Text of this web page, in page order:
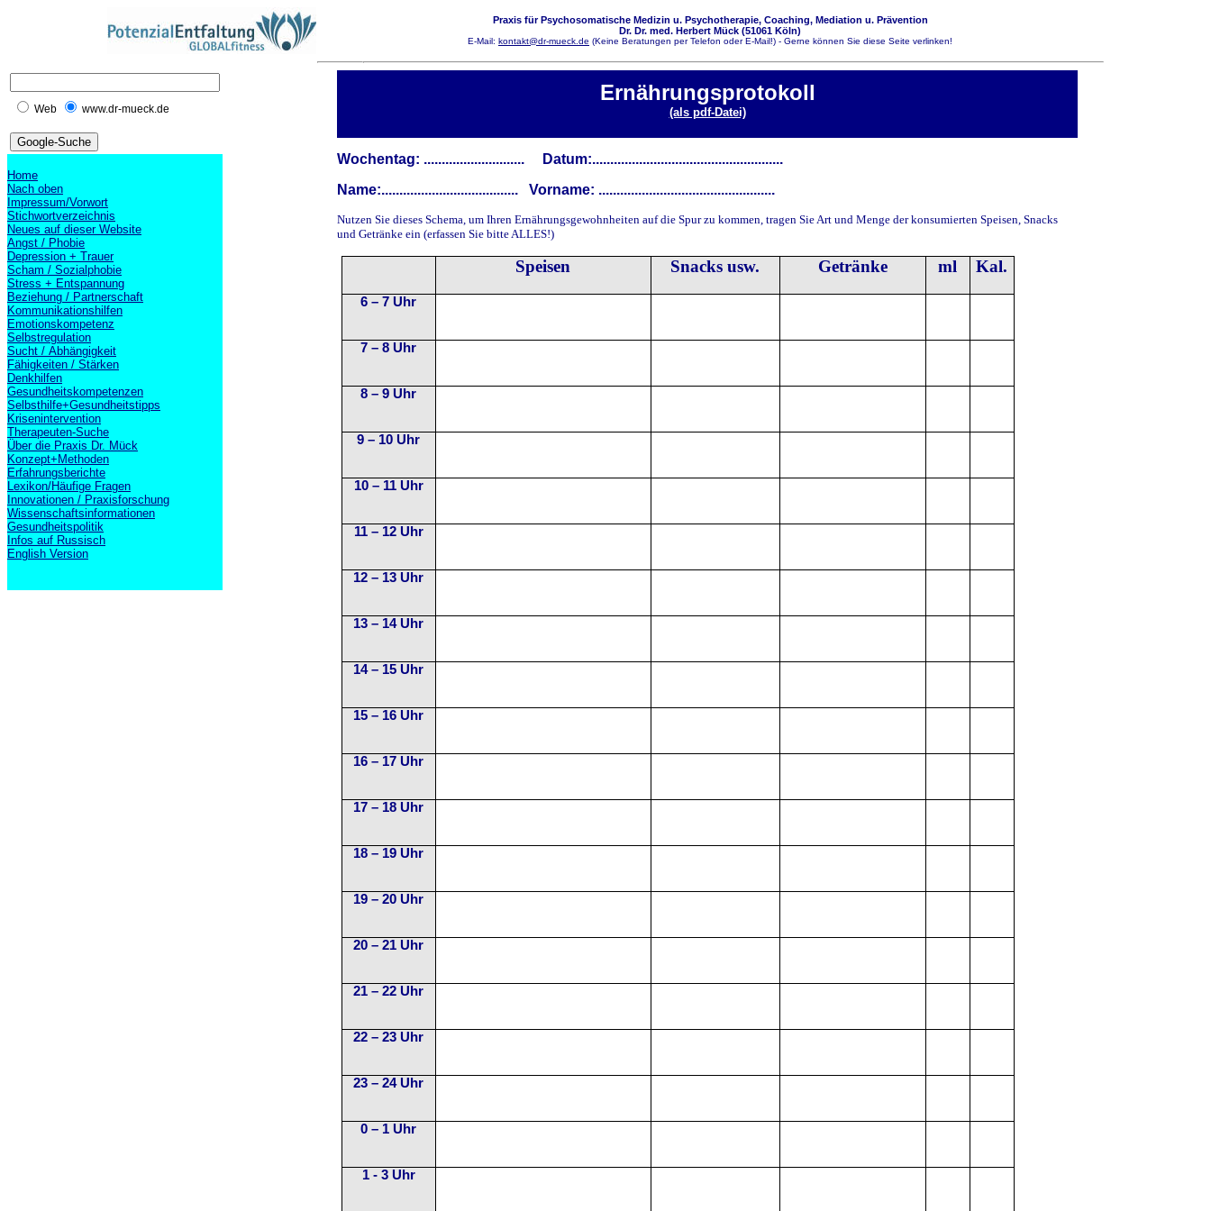
Praxis für Psychosomatische Medizin u. Psychotherapie, Coaching, Mediation u. Prävention
Dr. Dr. med. Herbert Mück (51061 Köln)
E-Mail: kontakt@dr-mueck.de (Keine Beratungen per Telefon oder E-Mail!) - Gerne können Sie diese Seite verlinken!
Web www.dr-mueck.de
Home
Nach oben
Impressum/Vorwort
Stichwortverzeichnis
Neues auf dieser Website
Angst / Phobie
Depression + Trauer
Scham / Sozialphobie
Stress + Entspannung
Beziehung / Partnerschaft
Kommunikationshilfen
Emotionskompetenz
Selbstregulation
Sucht / Abhängigkeit
Fähigkeiten / Stärken
Denkhilfen
Gesundheitskompetenzen
Selbsthilfe+Gesundheitstipps
Krisenintervention
Therapeuten-Suche
Über die Praxis Dr. Mück
Konzept+Methoden
Erfahrungsberichte
Lexikon/Häufige Fragen
Innovationen / Praxisforschung
Wissenschaftsinformationen
Gesundheitspolitik
Infos auf Russisch
English Version
Ernährungsprotokoll
(als pdf-Datei)
Wochentag: ............................ Datum:.....................................................
Name:...................................... Vorname: .................................................
Nutzen Sie dieses Schema, um Ihren Ernährungsgewohnheiten auf die Spur zu kommen, tragen Sie Art und Menge der konsumierten Speisen, Snacks
und Getränke ein (erfassen Sie bitte ALLES!)
Speisen Snacks usw. Getränke ml Kal.
6 – 7 Uhr
7 – 8 Uhr
8 – 9 Uhr
9 – 10 Uhr
10 – 11 Uhr
11 – 12 Uhr
12 – 13 Uhr
13 – 14 Uhr
14 – 15 Uhr
15 – 16 Uhr
16 – 17 Uhr
17 – 18 Uhr
18 – 19 Uhr
19 – 20 Uhr
20 – 21 Uhr
21 – 22 Uhr
22 – 23 Uhr
23 – 24 Uhr
0 – 1 Uhr
1 - 3 Uhr